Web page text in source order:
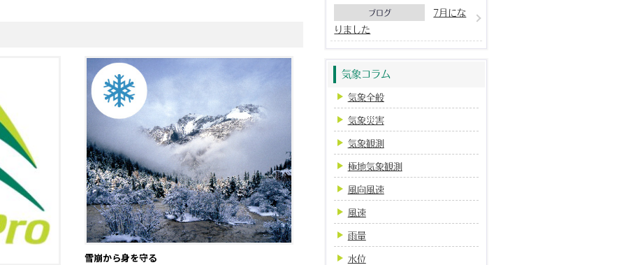
雪崩から身を守る
ブログ
7月にな
りました
気象コラム
気象全般
気象災害
気象観測
極地気象観測
風向風速
風速
雨量
水位